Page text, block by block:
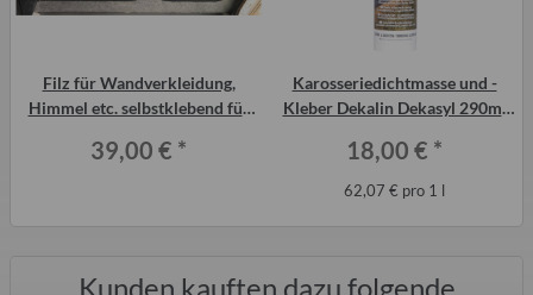
Filz für Wandverkleidung,
Himmel etc. selbstklebend für
39,00 € *
Karosseriedichtmasse und -
Kleber Dekalin Dekasyl 290ml
18,00 € *
62,07 € pro 1 l
Kunden kauften dazu folgende